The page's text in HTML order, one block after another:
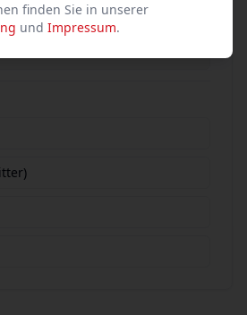
finden Sie in unserer
und Impressum.